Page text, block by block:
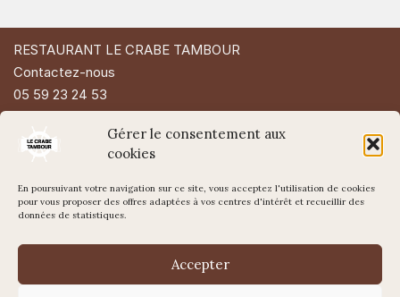
Gérer le consentement aux
cookies
En poursuivant votre navigation sur ce site, vous acceptez l'utilisation de cookies
pour vous proposer des offres adaptées à vos centres d'intérêt et recueillir des
données de statistiques.
Accepter
RESTAURANT LE CRABE TAMBOUR
Contactez-nous
05 59 23 24 53
49 Rue d'Espagne
64200 Biarritz